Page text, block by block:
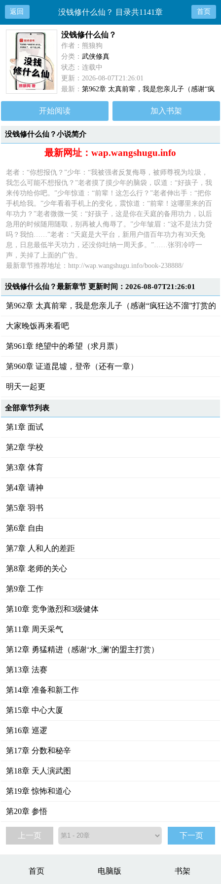
返回 没钱修什么仙？ 目录共1141章 首页
没钱修什么仙？
作者：熊狼狗
分类：武侠修真
状态：连载中
更新：2026-08-07T21:26:01
最新：第962章 太真前辈，我是您亲儿子（感谢“疯
狂达不溜”打赏的盟主）
开始阅读 加入书架
没钱修什么仙？小说简介
最新网址：wap.wangshugu.info
老者：“你想报仇？”少年：“我被强者反复侮辱，被师尊视为垃圾，
我怎么可能不想报仇？”老者摸了摸少年的脑袋，叹道：“好孩子，我
来传功给你吧。”少年惊道：“前辈！这怎么行？”老者伸出手：“把你
手机给我。”少年看着手机上的变化，震惊道：“前辈！这哪里来的百
年功力？”老者微微一笑：“好孩子，这是你在天庭的备用功力，以后
急用的时候随用随取，别再被人侮辱了。”少年皱眉：“这不是法力贷
吗？我怕……”老者：“天庭是大平台，新用户借百年功力有30天免
息，日息最低半天功力，还没你吐纳一周天多。”……张羽冷哼一
声，关掉了上面的广告。
最新章节推荐地址：http://wap.wangshugu.info/book-238888/
没钱修什么仙？最新章节 更新时间：2026-08-07T21:26:01
第962章 太真前辈，我是您亲儿子（感谢“疯狂达不溜”打赏的
盟主）
大家晚饭再来看吧
第961章 绝望中的希望（求月票）
第960章 证道昆墟，登帝（还有一章）
明天一起更
全部章节列表
第1章 面试
第2章 学校
第3章 体育
第4章 请神
第5章 羽书
第6章 自由
第7章 人和人的差距
第8章 老师的关心
第9章 工作
第10章 竞争激烈和3级健体
第11章 周天采气
第12章 勇猛精进（感谢‘水_澜’的盟主打赏）
第13章 法赛
第14章 准备和新工作
第15章 中心大厦
第16章 巡逻
第17章 分数和秘辛
第18章 天人演武图
第19章 惊怖和道心
第20章 参悟
上一页 下一页
首页 电脑版 书架